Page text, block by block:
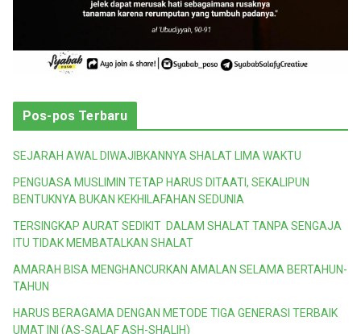
Pos-pos Terbaru
SEJARAH AWAL DIWAJIBKANNYA SHALAT LIMA WAKTU
PENGUASA MUSLIMIN TETAP HARUS DITAATI, SEKALIPUN
BENTUKNYA BUKAN KEKHILAFAHAN SEDUNIA
TERSINGKAP AURAT SEDIKIT DALAM SHALAT TANPA SENGAJA
ITU TIDAK MEMBATALKAN SHALAT
AMARAH BISA MENGHANCURKAN AMALAN SELAMA BERTAHUN-
TAHUN
HARUS BERAGAMA DENGAN METODE TIGA GENERASI TERBAIK
UMAT INI (AS-SALAF ASH-SHALIH)